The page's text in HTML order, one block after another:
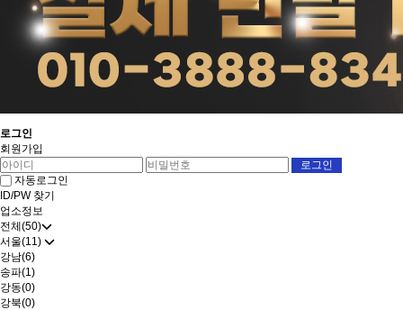
로그인
회원가입
자동로그인
ID/PW 찾기
업소정보
전체(50)
서울(11)
강남(6)
송파(1)
강동(0)
강북(0)